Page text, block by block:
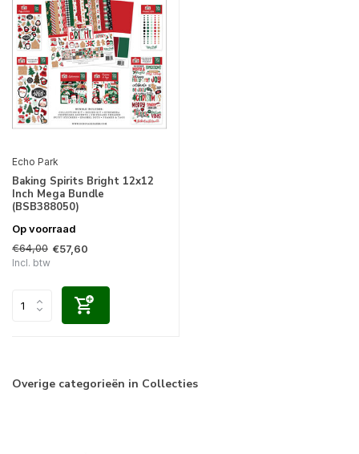
Echo Park
Baking Spirits Bright 12x12
Inch Mega Bundle
(BSB388050)
Op voorraad
€64,00 €57,60
Incl. btw
Overige categorieën in Collecties